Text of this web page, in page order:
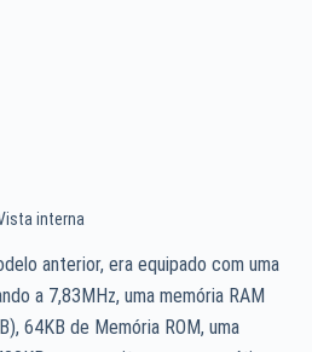
interna
anterior, era equipado com uma
a 7,83MHz, uma memória RAM
64KB de Memória ROM, uma